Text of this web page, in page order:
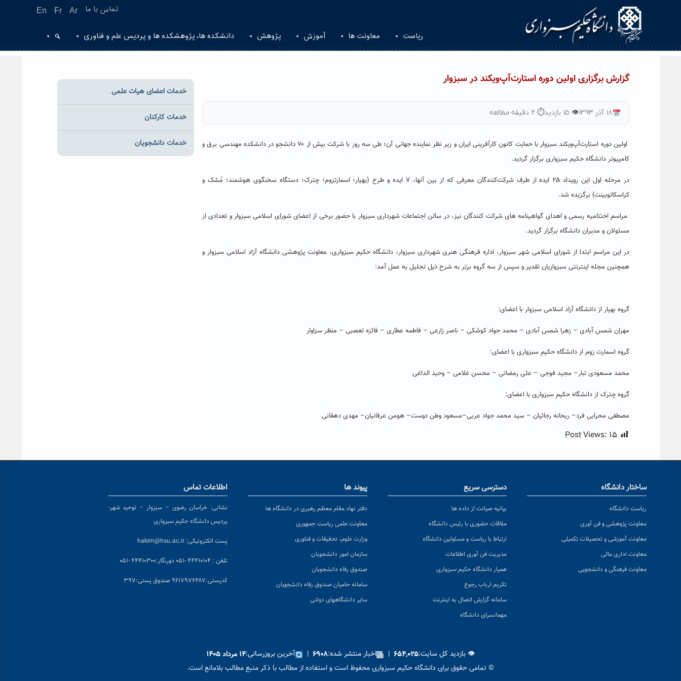
En Fr Ar تماس با ما
ریاست معاونت ها آموزش پژوهش دانشکده ها، پژوهشکده ها و پردیس علم و فناوری
گزارش برگزاری اولین دوره استارت‌آپ‌ویکند در سبزوار
۱۸ آذر ۱۳۹۳ 👁 ۱۵ بازدید ⏱ ۲ دقیقه مطالعه
اولین دوره استارت‌آپ‌ویکند سبزوار با حمایت کانون کارآفرینی ایران و زیر نظر نماینده جهانی آن؛ طی سه روز با شرکت بیش از ۷۰ دانشجو در دانشکده مهندسی برق و
کامپیوتر دانشگاه حکیم سبزواری برگزار گردید.
در مرحله اول این رویداد ۲۵ ایده از طرف شرکت‌کنندگان معرفی که از بین آنها، ۷ ایده و طرح (بهیار؛ اسمارتزوم؛ چترک؛ دستگاه سخنگوی هوشمند؛ مُشک و
کراسکاتوبینت) برگزیده شد.
مراسم اختتامیه رسمی و اهدای گواهینامه های شرکت کنندگان نیز، در سالن اجتماعات شهرداری سبزوار با حضور برخی از اعضای شورای اسلامی سبزوار و تعدادی از
مسئولان و مدیران دانشگاه برگزار گردید.
در این مراسم ابتدا از شورای اسلامی شهر سبزوار، اداره فرهنگی هنری شهرداری سبزوار، دانشگاه حکیم سبزواری، معاونت پژوهشی دانشگاه آزاد اسلامی سبزوار و
همچنین مجله اینترنتی سبزواریان تقدیر و سپس از سه گروه برتر به شرح ذیل تجلیل به عمل آمد:
گروه بهیار از دانشگاه آزاد اسلامی سبزوار با اعضای:
مهران شمس آبادی – زهرا شمس آبادی – محمد جواد کوشکی – ناصر زارعی – فاطمه عطاری – فائزه تعصبی – منظر سزاوار
گروه اسمارت زوم از دانشگاه حکیم سبزواری با اعضای:
محمد مسعودی تبار– مجید فوجی – علی رمضانی – محسن غلامی – وحید الداغی
گروه چترک از دانشگاه حکیم سبزواری با اعضای:
مصطفی محرابی فرد– ریحانه رجائیان – سید محمد جواد عربی–مسعود وطن دوست– هومن عرفانیان– مهدی دهقانی
Post Views: ۱۵
خدمات اعضای هیات علمی
خدمات کارکنان
خدمات دانشجویان
ساختار دانشگاه
ریاست دانشگاه
معاونت پژوهشی و فن آوری
معاونت آموزشی و تحصیلات تکمیلی
معاونت اداری مالی
معاونت فرهنگی و دانشجویی
دسترسی سریع
بیانیه صیانت از داده ها
ملاقات حضوری با رئیس دانشگاه
ارتباط با ریاست و مسئولین دانشگاه
مدیریت فن آوری اطلاعات
همیار دانشگاه حکیم سبزواری
تکریم ارباب رجوع
سامانه گزارش اتصال به اینترنت
مهمانسرای دانشگاه
پیوند ها
دفتر نهاد مقام معظم رهبری در دانشگاه ها
معاونت علمی ریاست جمهوری
وزارت علوم، تحقیقات و فناوری
سازمان امور دانشجویان
صندوق رفاه دانشجویان
سامانه حامیان صندوق رفاه دانشجویان
سایر دانشگاههای دولتی
اطلاعات تماس
نشانی: خراسان رضوی – سبزوار – توحید شهر-
پردیس دانشگاه حکیم سبزواری
پست الکترونیکی: hakim@hsu.ac.ir
تلفن : ۴۴۴۱۰۱۰۴ -۰۵۱ دورنگار:۴۴۴۱۰۳۰۰ -۰۵۱
کدپستی:۹۶۱۷۹۷۶۴۸۷ صندوق پستی:۳۹۷
👁 بازدید کل سایت:۶۵۴,۰۲۵ | اخبار منتشر شده:۶۹۰۸ | آخرین بروزرسانی:۱۴ مرداد ۱۴۰۵
© تمامی حقوق برای دانشگاه حکیم سبزواری محفوظ است و استفاده از مطالب با ذکر منبع مطالب بلامانع است.